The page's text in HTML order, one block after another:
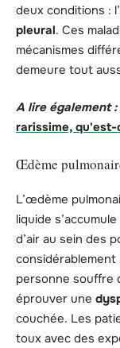
deux conditions : l’
pleural. Ces
mécanismes
demeure tout
A lire également :
rarissime, qu'est-
Œdème
L’œdème
liquide
d’air au sein des
considérablement
personne souffre
éprouver une
couchée. Les
toux avec des